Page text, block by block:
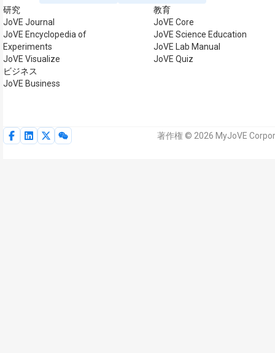
研究
JoVE Journal
JoVE Encyclopedia of
Experiments
JoVE Visualize
ビジネス
JoVE Business
教育
JoVE Core
JoVE Science Education
JoVE Lab Manual
JoVE Quiz
著作権 © 2026 MyJoVE